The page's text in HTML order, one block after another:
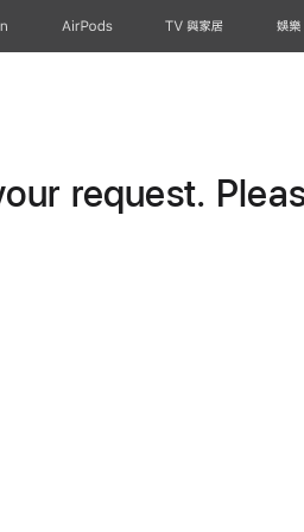
AirPods TV 與家居 娛樂
request.